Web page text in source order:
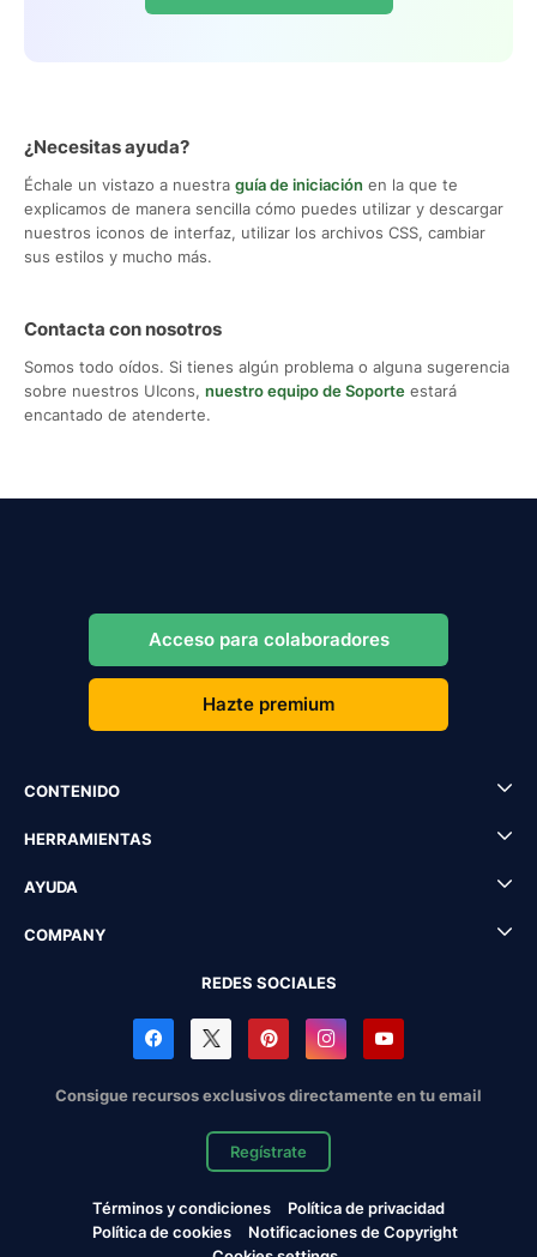
¿Necesitas ayuda?
Échale un vistazo a nuestra guía de iniciación en la que te
explicamos de manera sencilla cómo puedes utilizar y descargar
nuestros iconos de interfaz, utilizar los archivos CSS, cambiar
sus estilos y mucho más.
Contacta con nosotros
Somos todo oídos. Si tienes algún problema o alguna sugerencia
sobre nuestros UIcons, nuestro equipo de Soporte estará
encantado de atenderte.
Acceso para colaboradores
Hazte premium
CONTENIDO
HERRAMIENTAS
AYUDA
COMPANY
REDES SOCIALES
Consigue recursos exclusivos directamente en tu email
Regístrate
Términos y condiciones
Política de privacidad
Política de cookies
Notificaciones de Copyright